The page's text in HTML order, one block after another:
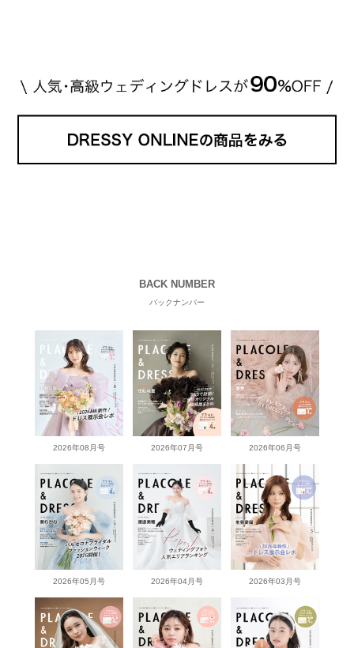
BACK NUMBER
バックナンバー
2026年08月号 2026年07月号 2026年06月号
2026年05月号 2026年04月号 2026年03月号